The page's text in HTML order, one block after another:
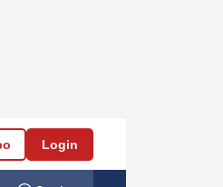
Login